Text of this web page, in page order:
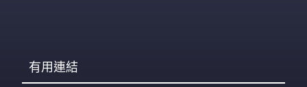
有用連結